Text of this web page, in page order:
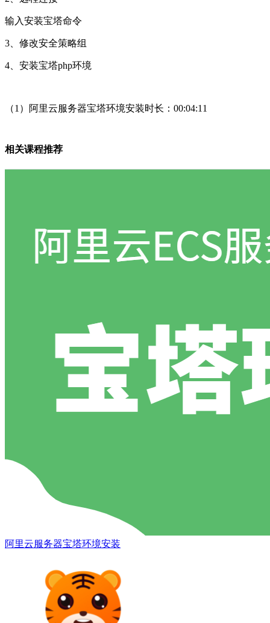
输入安装宝塔命令
3、修改安全策略组
4、安装宝塔php环境
（1）阿里云服务器宝塔环境安装时长：00:04:11
相关课程推荐
阿里云服务器宝塔环境安装